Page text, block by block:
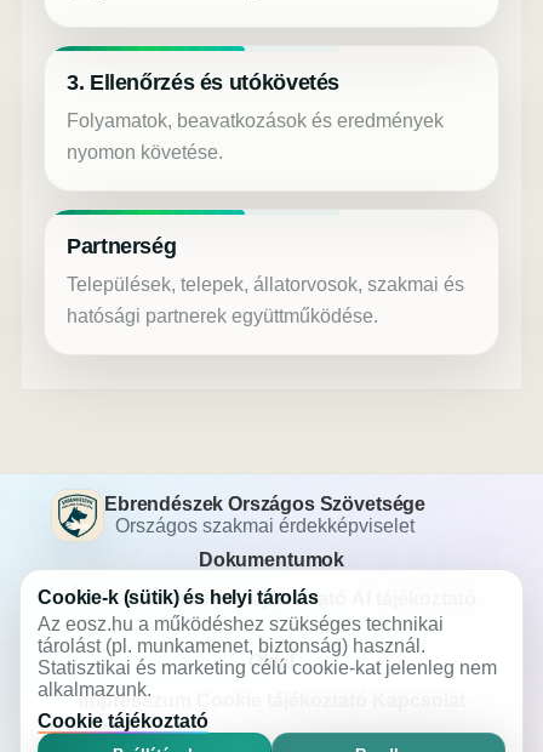
3. Ellenőrzés és utókövetés
Folyamatok, beavatkozások és eredmények
nyomon követése.
Partnerség
Települések, telepek, állatorvosok, szakmai és
hatósági partnerek együttműködése.
Ebrendészek Országos Szövetsége
Országos szakmai érdekképviselet
Dokumentumok
ÁSZF Adatkezelési tájékoztató
Oldal
Impresszum
Cookie-k (sütik) és helyi tárolás
Az eosz.hu a működéshez szükséges technikai
tárolást (pl. munkamenet, biztonság) használ.
Statisztikai és marketing célú cookie-kat jelenleg nem
alkalmazunk.
Cookie tájékoztató